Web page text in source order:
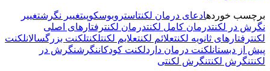
لکنت
چیست
و
چه
تأثیری
برچسب‌ خوردهادعای درمان لکنتاستروبوسکوپیتغییر نگرشتغییر
نگرش در لکنتدرمان کامل لکنتدرمان لکنترفتارهای اصلی
لکنترفتارهای ثانویه لکنتعلائم لکنتعلایم لکنتلکنتلکنت بزرگسالانلکنت
پیش از دبستانلکنت درمان داردلکنت کودکاننگرشنگرش در
لکنتنگرش لکنتنگرش لکنتی